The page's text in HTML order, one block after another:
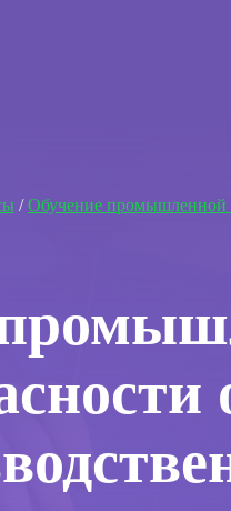
/Обучение промышленной